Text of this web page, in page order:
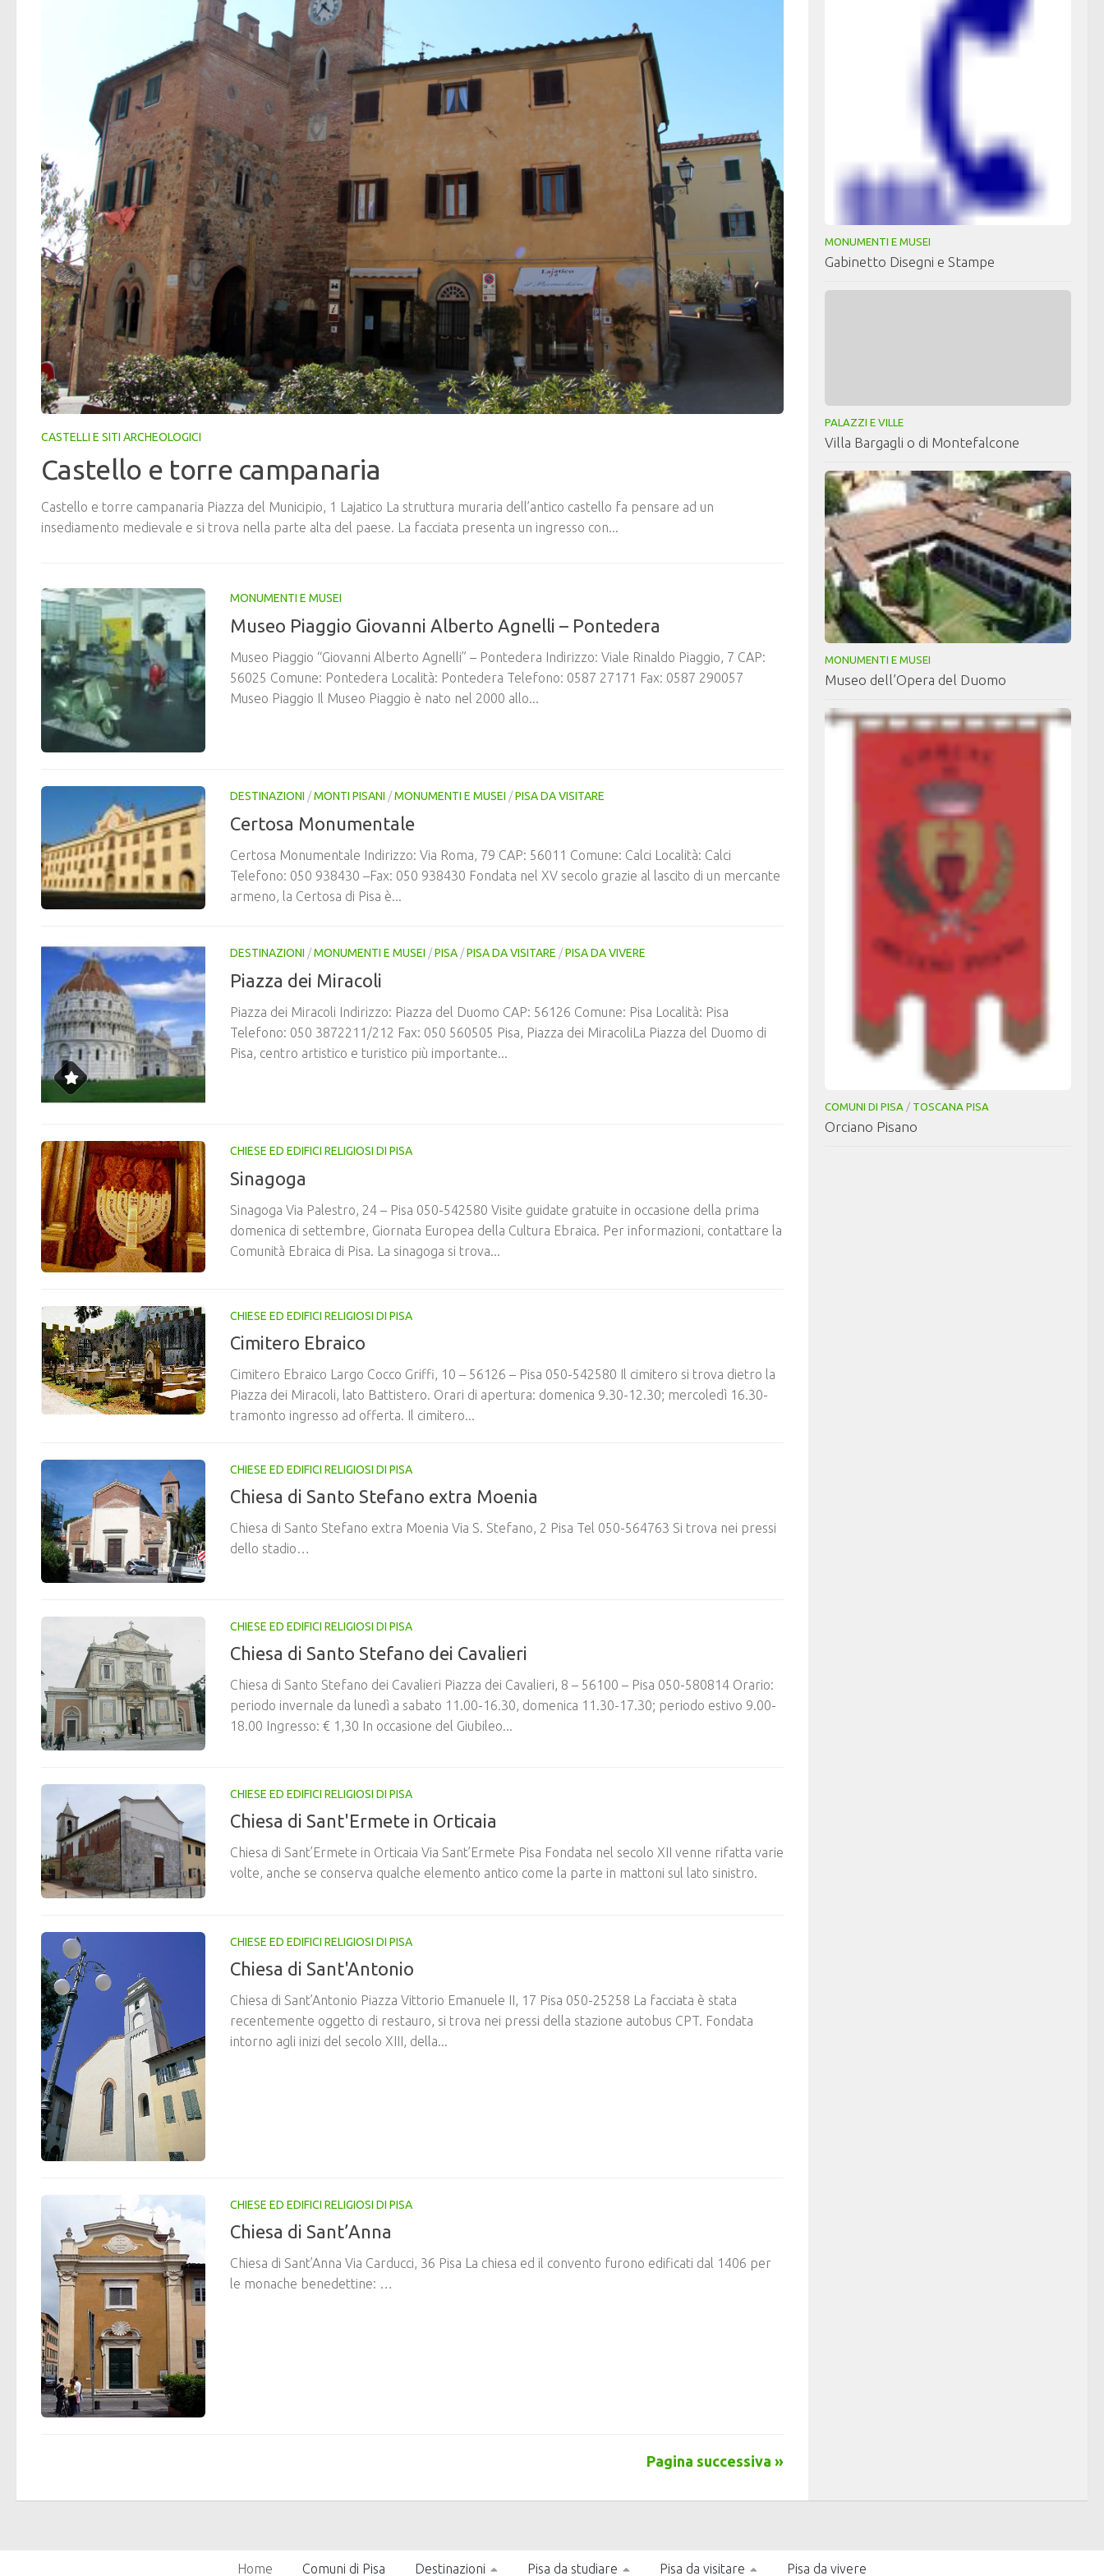
CASTELLI E SITI ARCHEOLOGICI
Castello e torre campanaria
Castello e torre campanaria Piazza del Municipio, 1 Lajatico La struttura muraria dell’antico castello fa pensare ad un
insediamento medievale e si trova nella parte alta del paese. La facciata presenta un ingresso con...
MONUMENTI E MUSEI
Museo Piaggio Giovanni Alberto Agnelli – Pontedera
Museo Piaggio “Giovanni Alberto Agnelli” – Pontedera Indirizzo: Viale Rinaldo Piaggio, 7 CAP:
56025 Comune: Pontedera Località: Pontedera Telefono: 0587 27171 Fax: 0587 290057
Museo Piaggio Il Museo Piaggio è nato nel 2000 allo...
DESTINAZIONI /MONTI PISANI /MONUMENTI E MUSEI /PISA DA VISITARE
Certosa Monumentale
Certosa Monumentale Indirizzo: Via Roma, 79 CAP: 56011 Comune: Calci Località: Calci
Telefono: 050 938430 –Fax: 050 938430 Fondata nel XV secolo grazie al lascito di un mercante
armeno, la Certosa di Pisa è...
DESTINAZIONI /MONUMENTI E MUSEI /PISA /PISA DA VISITARE /PISA DA VIVERE
Piazza dei Miracoli
Piazza dei Miracoli Indirizzo: Piazza del Duomo CAP: 56126 Comune: Pisa Località: Pisa
Telefono: 050 3872211/212 Fax: 050 560505 Pisa, Piazza dei MiracoliLa Piazza del Duomo di
Pisa, centro artistico e turistico più importante...
CHIESE ED EDIFICI RELIGIOSI DI PISA
Sinagoga
Sinagoga Via Palestro, 24 – Pisa 050-542580 Visite guidate gratuite in occasione della prima
domenica di settembre, Giornata Europea della Cultura Ebraica. Per informazioni, contattare la
Comunità Ebraica di Pisa. La sinagoga si trova...
CHIESE ED EDIFICI RELIGIOSI DI PISA
Cimitero Ebraico
Cimitero Ebraico Largo Cocco Griffi, 10 – 56126 – Pisa 050-542580 Il cimitero si trova dietro la
Piazza dei Miracoli, lato Battistero. Orari di apertura: domenica 9.30-12.30; mercoledì 16.30-
tramonto ingresso ad offerta. Il cimitero...
CHIESE ED EDIFICI RELIGIOSI DI PISA
Chiesa di Santo Stefano extra Moenia
Chiesa di Santo Stefano extra Moenia Via S. Stefano, 2 Pisa Tel 050-564763 Si trova nei pressi
dello stadio…
CHIESE ED EDIFICI RELIGIOSI DI PISA
Chiesa di Santo Stefano dei Cavalieri
Chiesa di Santo Stefano dei Cavalieri Piazza dei Cavalieri, 8 – 56100 – Pisa 050-580814 Orario:
periodo invernale da lunedì a sabato 11.00-16.30, domenica 11.30-17.30; periodo estivo 9.00-
18.00 Ingresso: € 1,30 In occasione del Giubileo...
CHIESE ED EDIFICI RELIGIOSI DI PISA
Chiesa di Sant'Ermete in Orticaia
Chiesa di Sant’Ermete in Orticaia Via Sant’Ermete Pisa Fondata nel secolo XII venne rifatta varie
volte, anche se conserva qualche elemento antico come la parte in mattoni sul lato sinistro.
CHIESE ED EDIFICI RELIGIOSI DI PISA
Chiesa di Sant'Antonio
Chiesa di Sant’Antonio Piazza Vittorio Emanuele II, 17 Pisa 050-25258 La facciata è stata
recentemente oggetto di restauro, si trova nei pressi della stazione autobus CPT. Fondata
intorno agli inizi del secolo XIII, della...
CHIESE ED EDIFICI RELIGIOSI DI PISA
Chiesa di Sant’Anna
Chiesa di Sant’Anna Via Carducci, 36 Pisa La chiesa ed il convento furono edificati dal 1406 per
le monache benedettine: …
Pagina successiva »
MONUMENTI E MUSEI
Gabinetto Disegni e Stampe
PALAZZI E VILLE
Villa Bargagli o di Montefalcone
MONUMENTI E MUSEI
Museo dell’Opera del Duomo
COMUNI DI PISA / TOSCANA PISA
Orciano Pisano
Home Comuni di Pisa Destinazioni Pisa da studiare Pisa da visitare Pisa da vivere